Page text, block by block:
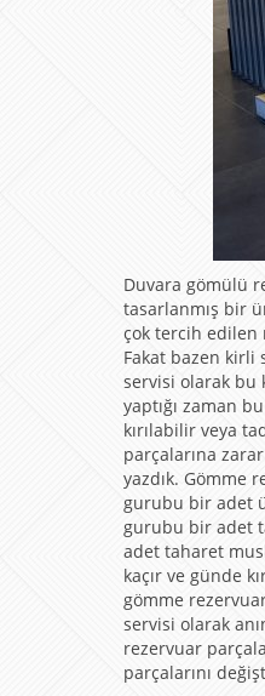
Duvara gömülü
tasarlanmış bir
çok tercih edilen
Fakat bazen kirli
servisi olarak bu
yaptığı zaman
kırılabilir veya
parçalarına
yazdık.
gurubu bir adet
gurubu bir adet
adet taharet
kaçır ve günde
gömme
servisi olarak
rezervuar
parçalarını